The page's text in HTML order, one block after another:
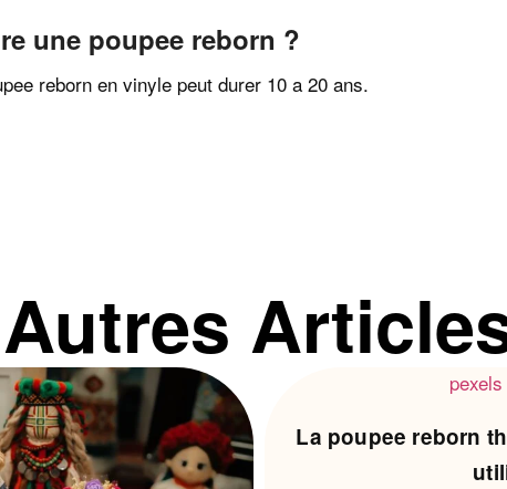
une poupee reborn ?
reborn en vinyle peut durer 10 a 20 ans.
Autres
La poupee reborn